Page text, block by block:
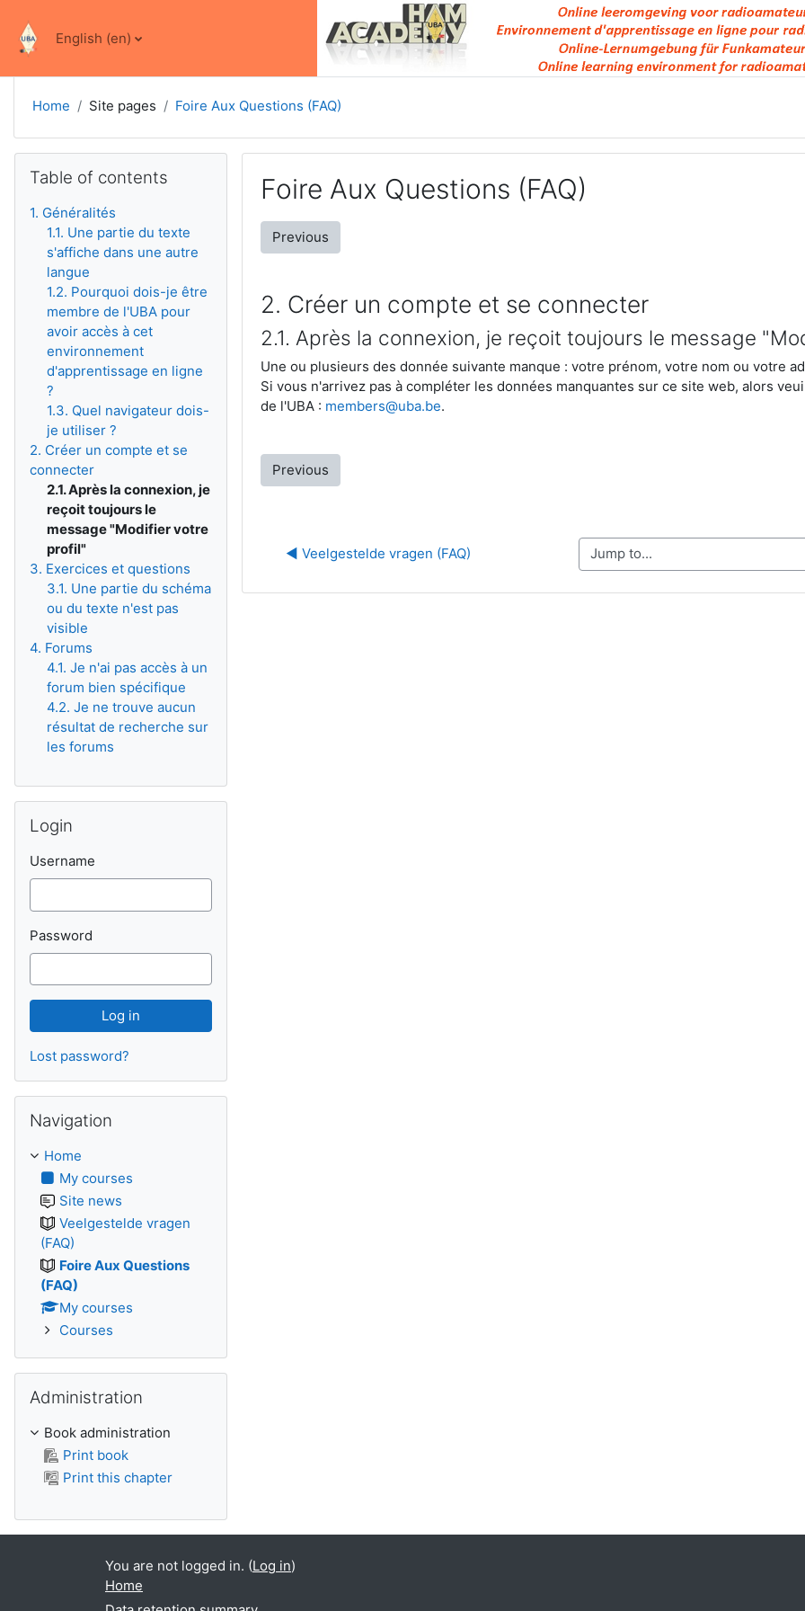
English ‎(en)‎
Home Site pages Foire Aux Questions (FAQ)
Foire Aux Questions (FAQ)
Previous
2. Créer un compte et se connecter
2.1. Après la connexion, je reçoit toujours le message
Une ou plusieurs des donnée suivante manque : votre prénom, votre nom ou votre
Si vous n'arrivez pas à compléter les données manquantes sur ce site web, alors
de l'UBA : members@uba.be.
Previous
◀︎ Veelgestelde vragen (FAQ) Jump to...
Table of contents
1. Généralités
1.1. Une partie du texte
s'affiche dans une autre
langue
1.2. Pourquoi dois-je être
membre de l'UBA pour
avoir accès à cet
environnement
d'apprentissage en ligne
?
1.3. Quel navigateur dois-
je utiliser ?
2. Créer un compte et se
connecter
2.1. Après la connexion, je
reçoit toujours le
message "Modifier votre
profil"
3. Exercices et questions
3.1. Une partie du schéma
ou du texte n'est pas
visible
4. Forums
4.1. Je n'ai pas accès à un
forum bien spécifique
4.2. Je ne trouve aucun
résultat de recherche sur
les forums
Login
Username
Password
Lost password?
Navigation
Home
My courses
Site news
Veelgestelde vragen
(FAQ)
Foire Aux Questions
(FAQ)
My courses
Courses
Administration
Book administration
Print book
Print this chapter
You are not logged in. (Log in)
Home